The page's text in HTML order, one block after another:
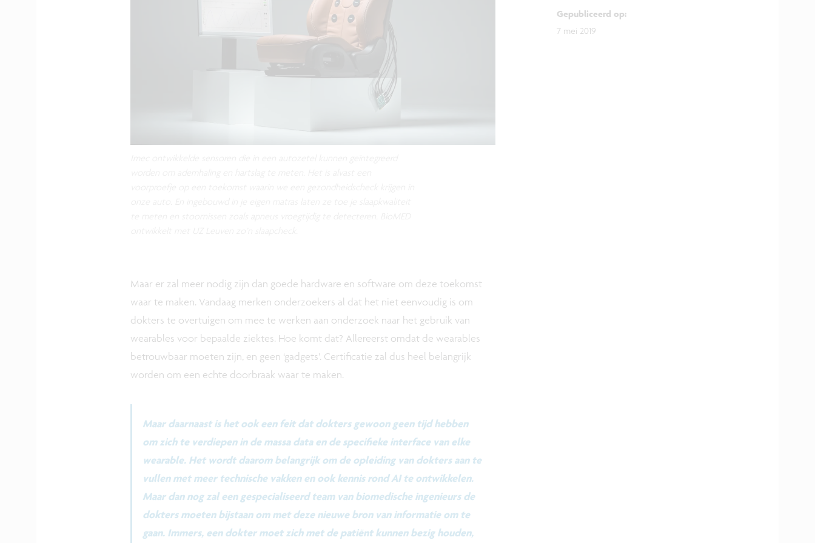
Maar er zal meer nodig zijn dan goede hardware en software om deze toekomst
waar te maken. Vandaag merken onderzoekers al dat het niet eenvoudig is om
dokters te overtuigen om mee te werken aan onderzoek naar het gebruik van
wearables voor bepaalde ziektes. Hoe komt dat? Allereerst omdat de wearables
betrouwbaar moeten zijn, en geen ‘gadgets’. Certificatie zal dus heel belangrijk
worden om een echte doorbraak waar te maken.
Maar daarnaast is het ook een feit dat dokters gewoon geen tijd hebben
om zich te verdiepen in de massa data en de specifieke interface van elke
wearable. Het wordt daarom belangrijk om de opleiding van dokters aan te
vullen met meer technische vakken en ook kennis rond AI te ontwikkelen.
Maar dan nog zal een gespecialiseerd team van biomedische ingenieurs de
dokters moeten bijstaan om met deze nieuwe bron van informatie om te
gaan. Immers, een dokter moet zich met de patiënt kunnen bezig houden,
Gepubliceerd op:
7 mei 2019